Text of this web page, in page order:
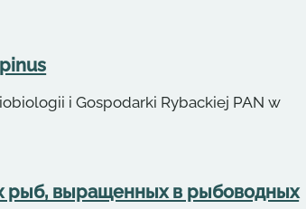
i Gospodarki Rybackiej PAN w
рыб, выращенных в рыбоводных